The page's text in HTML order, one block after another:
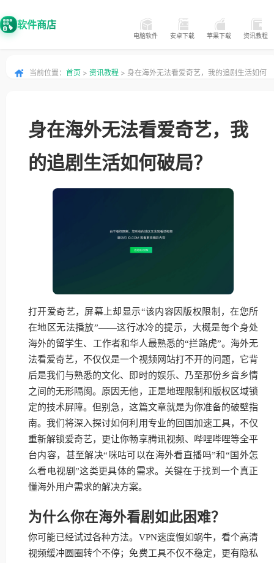
软件商店
电脑软件 安卓下载 苹果下载 资讯教程
当前位置： 首页 > 资讯教程 > 身在海外无法看爱奇艺，我的追剧生活如何
身在海外无法看爱奇艺，我
的追剧生活如何破局？
打开爱奇艺，屏幕上却显示“该内容因版权限制，在您所
在地区无法播放”——这行冰冷的提示，大概是每个身处
海外的留学生、工作者和华人最熟悉的“拦路虎”。海外无
法看爱奇艺，不仅仅是一个视频网站打不开的问题，它背
后是我们与熟悉的文化、即时的娱乐、乃至那份乡音乡情
之间的无形隔阂。原因无他，正是地理限制和版权区域锁
定的技术屏障。但别急，这篇文章就是为你准备的破壁指
南。我们将深入探讨如何利用专业的回国加速工具，不仅
重新解锁爱奇艺，更让你畅享腾讯视频、哔哩哔哩等全平
台内容，甚至解决“咪咕可以在海外看直播吗”和“国外怎
么看电视剧”这类更具体的需求。关键在于找到一个真正
懂海外用户需求的解决方案。
为什么你在海外看剧如此困难？
你可能已经试过各种方法。VPN速度慢如蜗牛，看个高清
视频缓冲圆圈转个不停；免费工具不仅不稳定，更有隐私